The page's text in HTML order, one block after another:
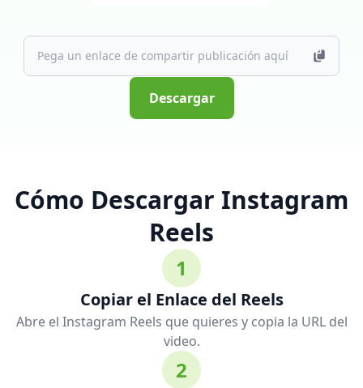
Descargar
Cómo Descargar Instagram
Reels
1
Copiar el Enlace del Reels
Abre el Instagram Reels que quieres y copia la URL del
video.
2